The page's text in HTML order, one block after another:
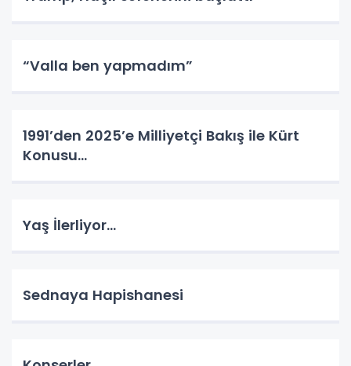
“Valla ben yapmadım”
1991’den 2025’e Milliyetçi Bakış ile Kürt
Konusu…
Yaş İlerliyor…
Sednaya Hapishanesi